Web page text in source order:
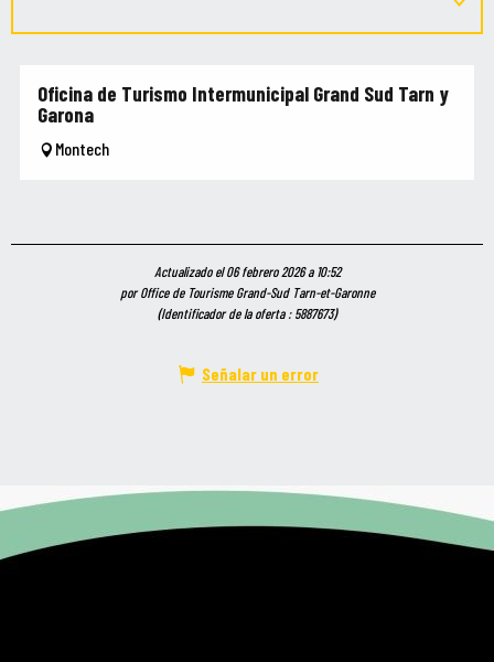
Oficina de Turismo Intermunicipal Grand Sud Tarn y
Garona
Montech
Actualizado el 06 febrero 2026 a 10:52
por Office de Tourisme Grand-Sud Tarn-et-Garonne
(Identificador de la oferta :5887673)
Señalar un error